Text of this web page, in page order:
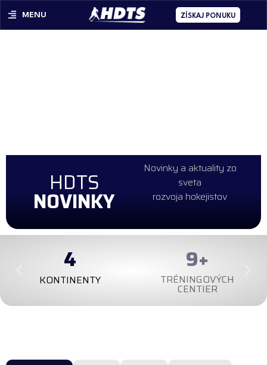
MENU ZÍSKAJ PONUKU
HDTS
NOVINKY
Novinky a aktuality zo
sveta
rozvoja hokejistov
KONTINENTY
4
TRÉNINGOVÝCH
CENTIER
100